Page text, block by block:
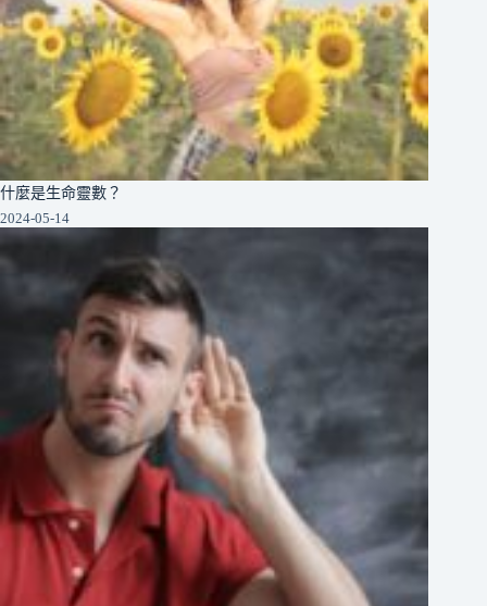
什麼是生命靈數？
2024-05-14